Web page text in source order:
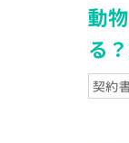
動
る
要
契約